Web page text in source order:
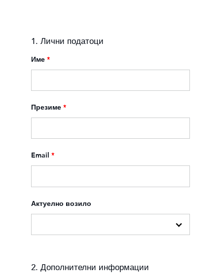
1. Лични податоци
Име *
Презиме *
Email *
Актуелно возило
2. Дополнителни информации